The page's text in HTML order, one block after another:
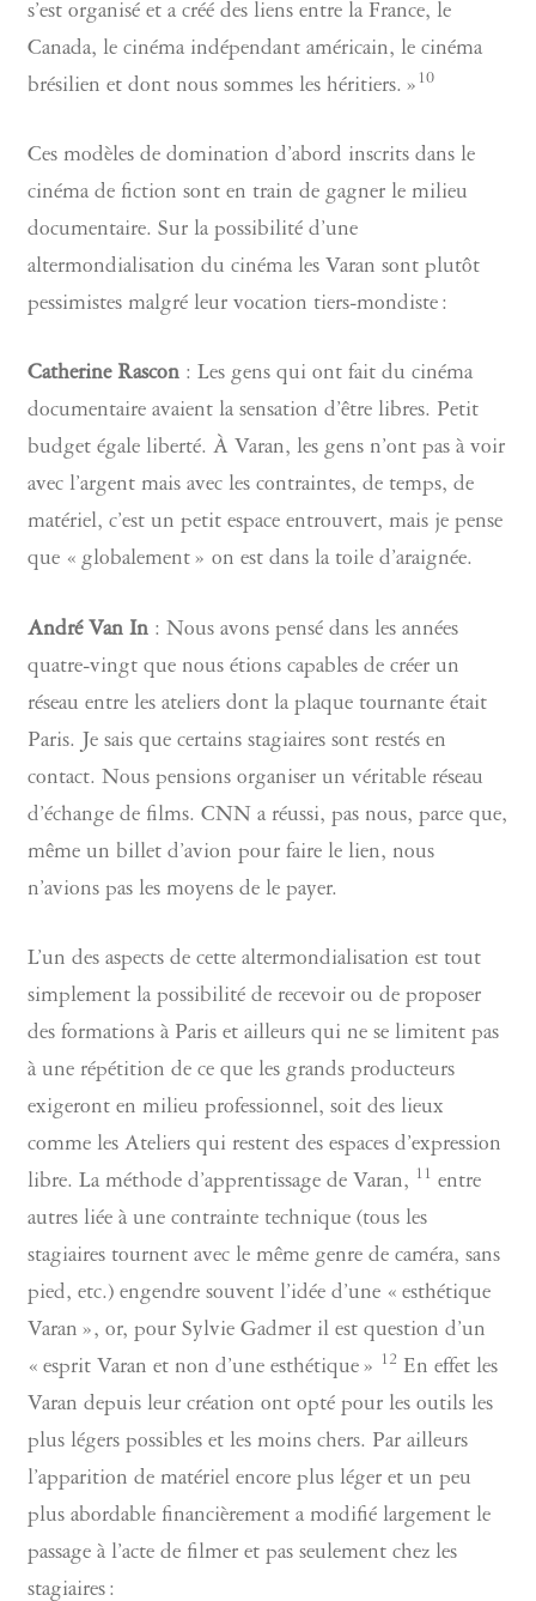
s’est organisé et a créé des liens entre la France, le
Canada, le cinéma indépendant américain, le cinéma
brésilien et dont nous sommes les héritiers. » 10
Ces modèles de domination d’abord inscrits dans le
cinéma de fiction sont en train de gagner le milieu
documentaire. Sur la possibilité d’une
altermondialisation du cinéma les Varan sont plutôt
pessimistes malgré leur vocation tiers-mondiste :
Catherine Rascon: Les gens qui ont fait du cinéma
documentaire avaient la sensation d’être libres. Petit
budget égale liberté. À Varan, les gens n’ont pas à voir
avec l’argent mais avec les contraintes, de temps, de
matériel, c’est un petit espace entrouvert, mais je pense
que « globalement » on est dans la toile d’araignée.
André Van In: Nous avons pensé dans les années
quatre-vingt que nous étions capables de créer un
réseau entre les ateliers dont la plaque tournante était
Paris. Je sais que certains stagiaires sont restés en
contact. Nous pensions organiser un véritable réseau
d’échange de films. CNN a réussi, pas nous, parce que,
même un billet d’avion pour faire le lien, nous
n’avions pas les moyens de le payer.
L’un des aspects de cette altermondialisation est tout
simplement la possibilité de recevoir ou de proposer
des formations à Paris et ailleurs qui ne se limitent pas
à une répétition de ce que les grands producteurs
exigeront en milieu professionnel, soit des lieux
comme les Ateliers qui restent des espaces d’expression
libre. La méthode d’apprentissage de Varan, 11 entre
autres liée à une contrainte technique (tous les
stagiaires tournent avec le même genre de caméra, sans
pied, etc.) engendre souvent l’idée d’une « esthétique
Varan », or, pour Sylvie Gadmer il est question d’un
« esprit Varan et non d’une esthétique »
12 En effet les
Varan depuis leur création ont opté pour les outils les
plus légers possibles et les moins chers. Par ailleurs
l’apparition de matériel encore plus léger et un peu
plus abordable financièrement a modifié largement le
passage à l’acte de filmer et pas seulement chez les
stagiaires :